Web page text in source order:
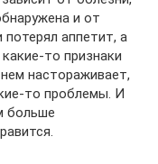
и от
аппетит, а
то признаки
настораживает,
то проблемы. И
больше